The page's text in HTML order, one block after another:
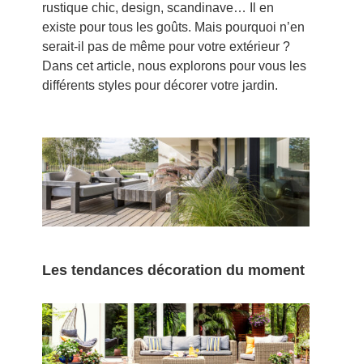
rustique chic, design, scandinave… Il en
existe pour tous les goûts. Mais pourquoi n’en
serait-il pas de même pour votre extérieur ?
Dans cet article, nous explorons pour vous les
différents styles pour décorer votre jardin.
Les tendances décoration du moment